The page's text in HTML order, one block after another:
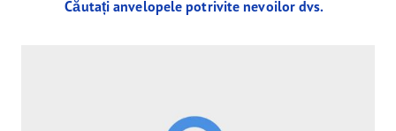
Căutați anvelopele potrivite nevoilor dvs.